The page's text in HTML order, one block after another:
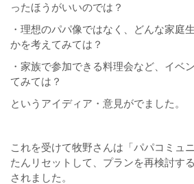
ったほうがいいのでは？
・理想のパパ像ではなく、どんな家庭
かを考えてみては？
・家族で参加できる料理会など、イベ
てみては？
というアイディア・意見がでました。
これを受けて牧野さんは「パパコミュ
たんリセットして、プランを再検討す
されました。